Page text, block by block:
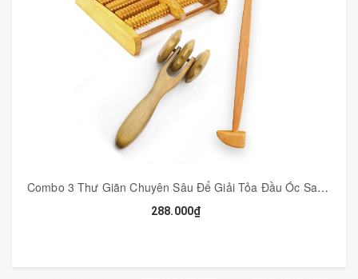
truyền nhằm mục đích dự phòng và chữa trị bệnh tật.
Đây là phương pháp chữa bệnh dân gian rất hiệu quả, rẻ
tiền, an toàn, thao tác đơn giản mà hiệu quả chữa bệnh
nhiều khi đạt tới mức kỳ diệu.
👉 Dụng cụ cạo (đánh) gió rất êm, không gây tụ máu
dưới da. Chất liệu gỗ có khả năng phát tán chướng khí
và thông khí huyết.
👉 Sản phẩm được làm hoàn toàn bằng thủ công từ
phục hồi sức khỏe.
1. Cạo gió rất khoa học, vì
Combo 3 Thư Giãn Chuyên Sâu Để Giải Tỏa Đầu Óc Sau Những Ngày Làm Việc Căng Thẳng - COMBO3
288.000₫